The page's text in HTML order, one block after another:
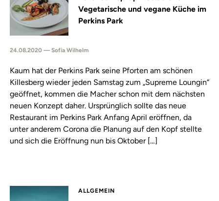
Vegetarische und vegane Küche im
Perkins Park
24.08.2020 — Sofia Wilhelm
Kaum hat der Perkins Park seine Pforten am schönen
Killesberg wieder jeden Samstag zum „Supreme Loungin“
geöffnet, kommen die Macher schon mit dem nächsten
neuen Konzept daher. Ursprünglich sollte das neue
Restaurant im Perkins Park Anfang April eröffnen, da
unter anderem Corona die Planung auf den Kopf stellte
und sich die Eröffnung nun bis Oktober […]
ALLGEMEIN